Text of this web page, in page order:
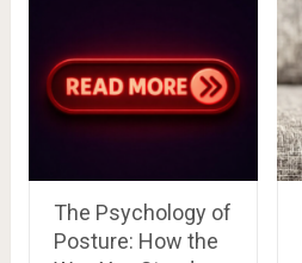
The Psychology of
Posture: How the